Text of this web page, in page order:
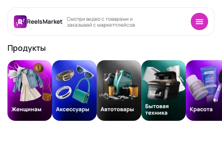
ReelsMarket
Смотри видео с товарами и
заказывай с маркетплейсов
Продукты